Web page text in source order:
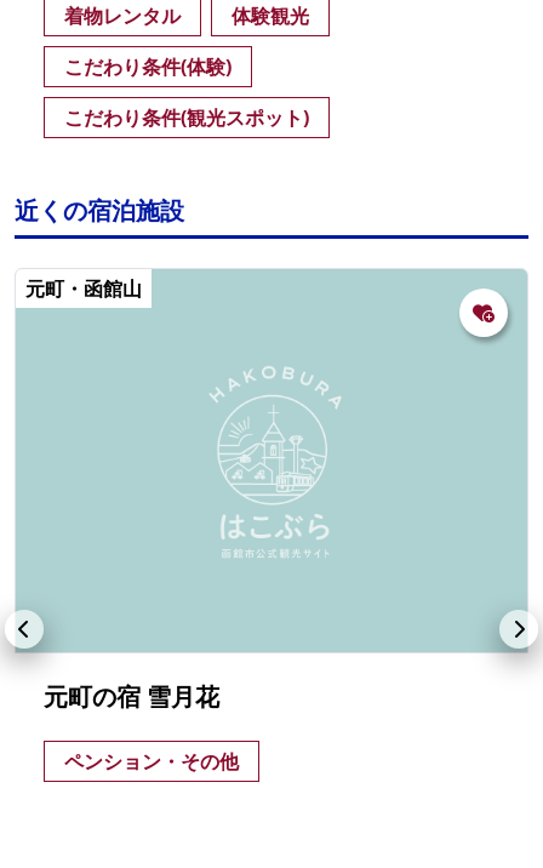
着物レンタル
体験観光
こだわり条件(体験)
こだわり条件(観光スポット)
近くの宿泊施設
元町・函館山
元町の宿 雪月花
ペンション・その他